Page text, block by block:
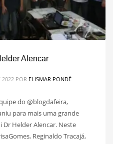
Alencar
2022 POR ELISMAR PONDÉ
do @blogdafeira,
para mais uma grande
Helder Alencar. Neste
Reginaldo Tracajá,